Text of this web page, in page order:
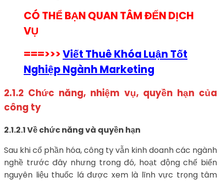
CÓ THỂ BẠN QUAN TÂM ĐẾN DỊCH
VỤ
===>>>Viết Thuê Khóa Luận Tốt
Nghiệp Ngành Marketing
2.1.2 Chức năng, nhiệm vụ, quyền hạn của
công ty
2.1.2.1 Về chức năng và quyền hạn
Sau khi cổ phần hóa, công ty vẫn kinh doanh các ngành
nghề trước đây nhưng trong đó, hoạt động chế biến
nguyên liệu thuốc lá được xem là lĩnh vực trọng tâm